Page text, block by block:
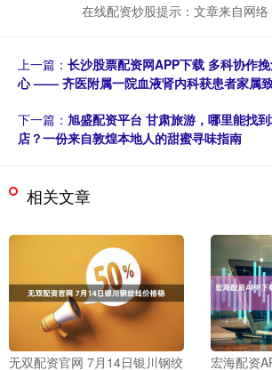
在线配资炒股提示：文章来自网络
上一篇： 长沙股票配资网APP下载 多科协作
心 —— 齐医附属一院血液肾内科获患者家属
下一篇： 旭盛配资平台 甘肃旅游，哪里能找
店？一份来自敦煌本地人的甜蜜寻味指南
相关文章
无双配资官网 7月14日银川钢绞
宏海配资